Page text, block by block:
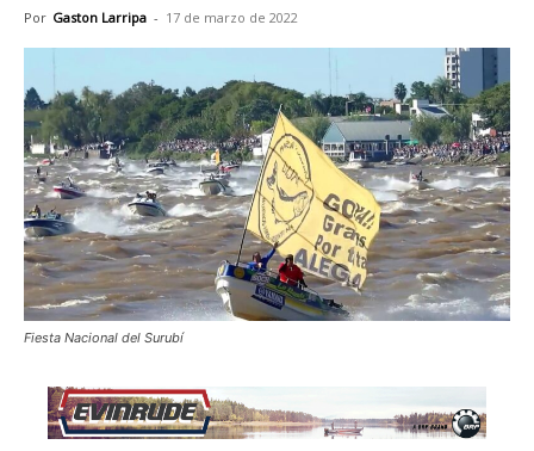
Por Gaston Larripa - 17 de marzo de 2022
Fiesta Nacional del Surubí